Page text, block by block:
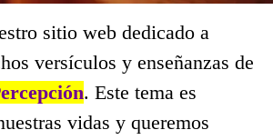
sitio web dedicado a
versículos y enseñanzas de
. Este tema es
vidas y queremos